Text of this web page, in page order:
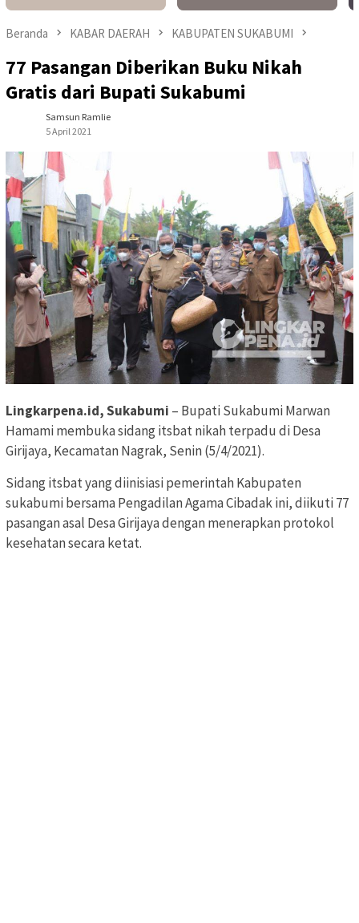
Beranda KABAR DAERAH KABUPATEN SUKABUMI
77 Pasangan Diberikan Buku Nikah
Gratis dari Bupati Sukabumi
Samsun Ramlie
5 April 2021
Lingkarpena.id, Sukabumi – Bupati Sukabumi Marwan
Hamami membuka sidang itsbat nikah terpadu di Desa
Girijaya, Kecamatan Nagrak, Senin (5/4/2021).
Sidang itsbat yang diinisiasi pemerintah Kabupaten
sukabumi bersama Pengadilan Agama Cibadak ini, diikuti 77
pasangan asal Desa Girijaya dengan menerapkan protokol
kesehatan secara ketat.